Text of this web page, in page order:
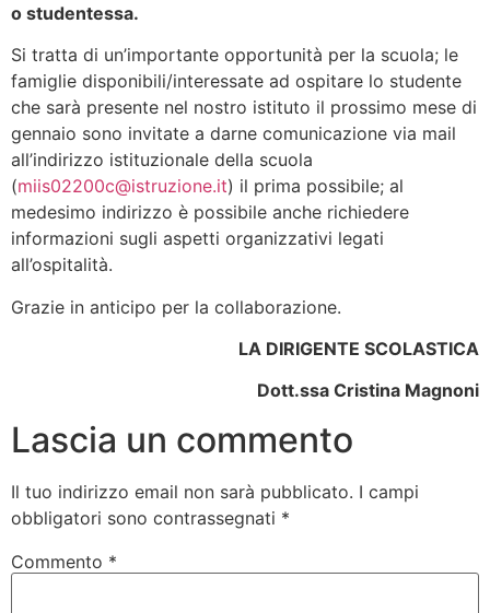
o studentessa.
Si tratta di un’importante opportunità per la scuola; le
famiglie disponibili/interessate ad ospitare lo studente
che sarà presente nel nostro istituto il prossimo mese di
gennaio sono invitate a darne comunicazione via mail
all’indirizzo istituzionale della scuola
(miis02200c@istruzione.it) il prima possibile; al
medesimo indirizzo è possibile anche richiedere
informazioni sugli aspetti organizzativi legati
all’ospitalità.
Grazie in anticipo per la collaborazione.
LA DIRIGENTE SCOLASTICA
Dott.ssa Cristina Magnoni
Lascia un commento
Il tuo indirizzo email non sarà pubblicato. I campi
obbligatori sono contrassegnati *
Commento *